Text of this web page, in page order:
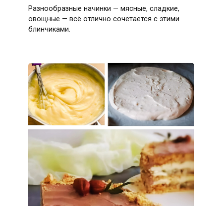
Разнообразные начинки — мясные, сладкие,
овощные — всё отлично сочетается с этими
блинчиками.